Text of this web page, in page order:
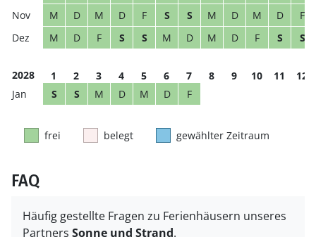
M
D M D F S S M D M D
F
M
D F S S M D M D F S S
2028 1 2 3 4 5 6 7 8 9 10 11
12
S
S M D M D F
frei belegt gewählter Zeitraum
FAQ
Häufig gestellte Fragen zu Ferienhäusern unseres
Partners Sonne und Strand.